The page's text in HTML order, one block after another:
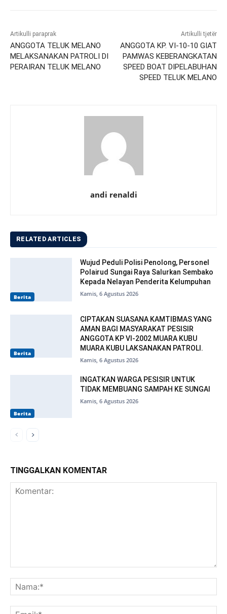
Artikulli paraprak
ANGGOTA TELUK MELANO
MELAKSANAKAN PATROLI DI
PERAIRAN TELUK MELANO
Artikulli tjetër
ANGGOTA KP. VI-10-10 GIAT
PAMWAS KEBERANGKATAN
SPEED BOAT DIPELABUHAN
SPEED TELUK MELANO
andi renaldi
RELATED ARTICLES
Berita
Wujud Peduli Polisi Penolong, Personel
Polairud Sungai Raya Salurkan Sembako
Kepada Nelayan Penderita Kelumpuhan
Kamis, 6 Agustus 2026
Berita
CIPTAKAN SUASANA KAMTIBMAS YANG
AMAN BAGI MASYARAKAT PESISIR
ANGGOTA KP VI-2002 MUARA KUBU
MUARA KUBU LAKSANAKAN PATROLI.
Kamis, 6 Agustus 2026
Berita
INGATKAN WARGA PESISIR UNTUK
TIDAK MEMBUANG SAMPAH KE SUNGAI
Kamis, 6 Agustus 2026
TINGGALKAN KOMENTAR